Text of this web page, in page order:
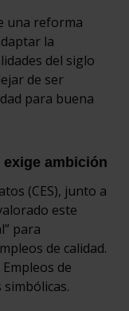
una reforma
la
del siglo
de ser
para buena
ambición
(CES), junto a
este
para
de calidad.
de
simbólicas.